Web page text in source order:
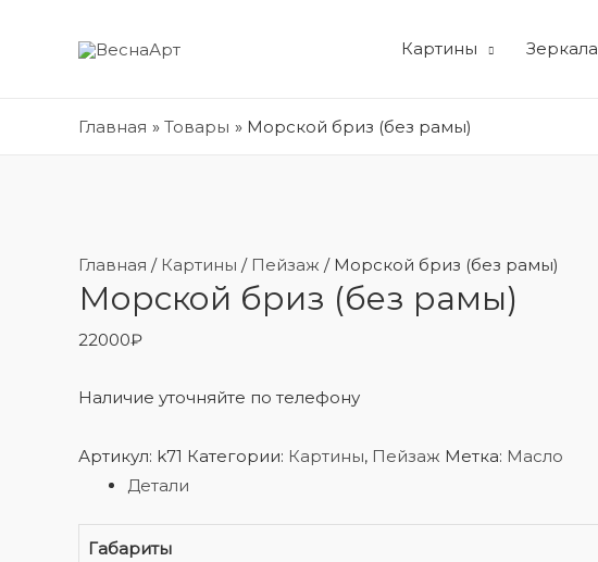
Картины Зеркала
Главная Товары Морской бриз (без рамы)
Главная / Картины / Пейзаж / Морской бриз (без рамы)
Морской бриз (без рамы)
22000₽
Наличие уточняйте по телефону
Артикул: k71 Категории: Картины, Пейзаж Метка: Масло
Детали
Габариты